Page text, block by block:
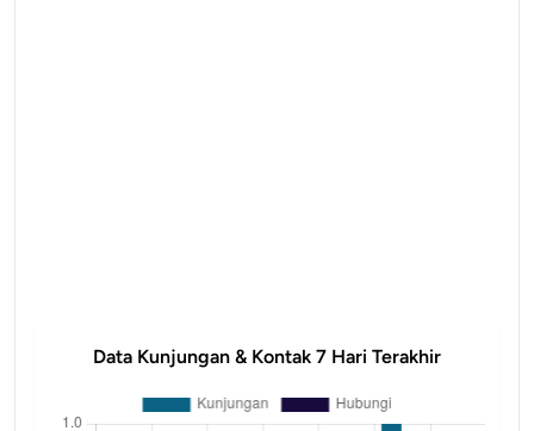
Data Kunjungan & Kontak 7 Hari Terakhir